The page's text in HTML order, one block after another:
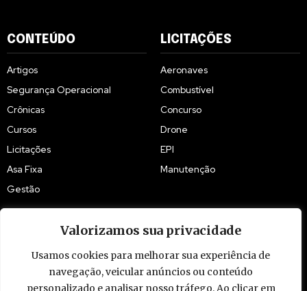
Valorizamos sua privacidade
Usamos cookies para melhorar sua experiência de
navegação, veicular anúncios ou conteúdo
personalizado e analisar nosso tráfego. Ao clicar em
CONTEÚDO
Artigos
Segurança Operacional
Crônicas
Cursos
Licitações
Asa Fixa
Gestão
LICITAÇÕES
Aeronaves
Combustível
Concurso
Drone
EPI
Manutenção
© 2009 - 2026 Piloto Policial. Todos os direitos reservados. Brasil.